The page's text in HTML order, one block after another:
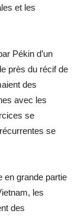
et les
Pékin d’un
près du récif de
des
avec les
se
se
en grande partie
les
des